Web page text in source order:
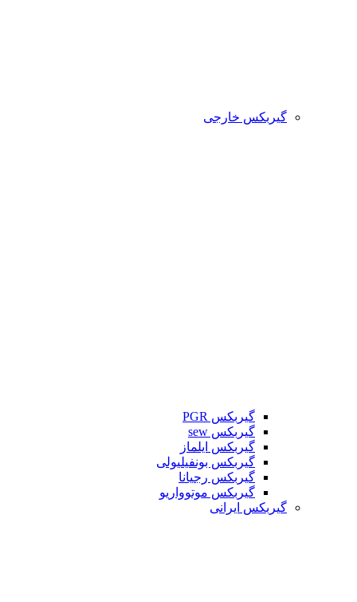
گیربکس خارجی
گیربکس PGR
گیربکس sew
گیربکس ایلماز
گیربکس بونفیلیولی
گیربکس رجیانا
گیربکس موتوواریو
گیربکس ایرانی